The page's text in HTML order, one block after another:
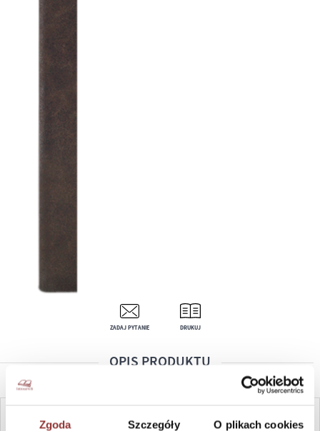
Zgoda Szczegóły O plikach cookies
ZADAJ PYTANIE DRUKUJ
OPIS PRODUKTU
CENA OD:10,70 ZŁ